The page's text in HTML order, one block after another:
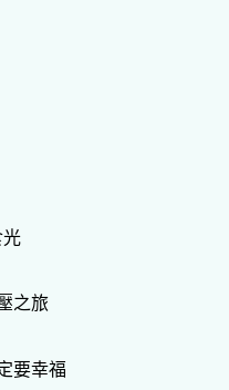
光
之旅
要幸福